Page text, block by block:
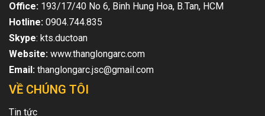
Office: 193/17/40 No 6, Binh Hung Hoa, B.Tan, HCM
Hotline: 0904.744.835
Skype: kts.ductoan
Website: www.thanglongarc.com
Email: thanglongarc.jsc@gmail.com
VỀ CHÚNG TÔI
Tin tức